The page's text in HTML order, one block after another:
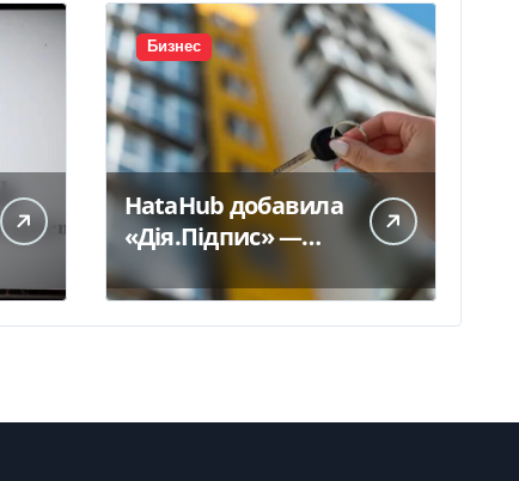
Бизнес
HataHub добавила
«Дія.Підпис» —
Delo.ua